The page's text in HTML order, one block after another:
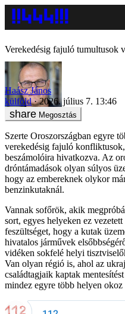
Verekedésig fajuló tumultusok
Haász János
külföld
2026. július 7. 13:46
Megosztás
Szerte Oroszországban egyre
verekedésig fajuló
beszámolóira hivatkozva. Az
dróntámadások olyan súlyos
hogy az embereknek olykor
benzinkutaknál.
Vannak sofőrök, akik
sort, egyes helyeken ez
feszültséget, hogy a kutak
hivatalos járművek
vidéken sokfelé helyi
Van olyan régió is, ahol az
családtagjaik kaptak
mindez egyre több helyen okoz